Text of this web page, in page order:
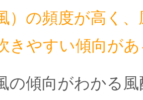
）の頻度が高く
きやすい傾向が
の傾向がわかる